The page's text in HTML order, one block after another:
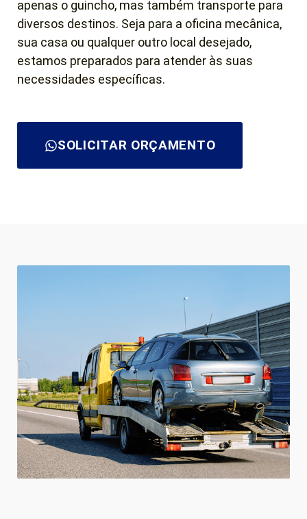
apenas o guincho, mas também transporte para
diversos destinos. Seja para a oficina mecânica,
sua casa ou qualquer outro local desejado,
estamos preparados para atender às suas
necessidades específicas.
SOLICITAR ORÇAMENTO